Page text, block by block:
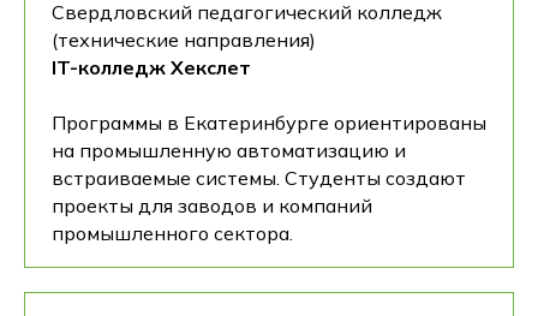
Свердловский педагогический колледж
(технические направления)
IT-колледж Хекслет
Программы в Екатеринбурге ориентированы
на промышленную автоматизацию и
встраиваемые системы. Студенты создают
проекты для заводов и компаний
промышленного сектора.